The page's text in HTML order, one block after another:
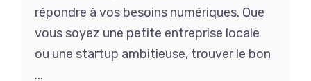
répondre à vos besoins numériques. Que
vous soyez une petite entreprise locale
ou une startup ambitieuse, trouver le bon
...